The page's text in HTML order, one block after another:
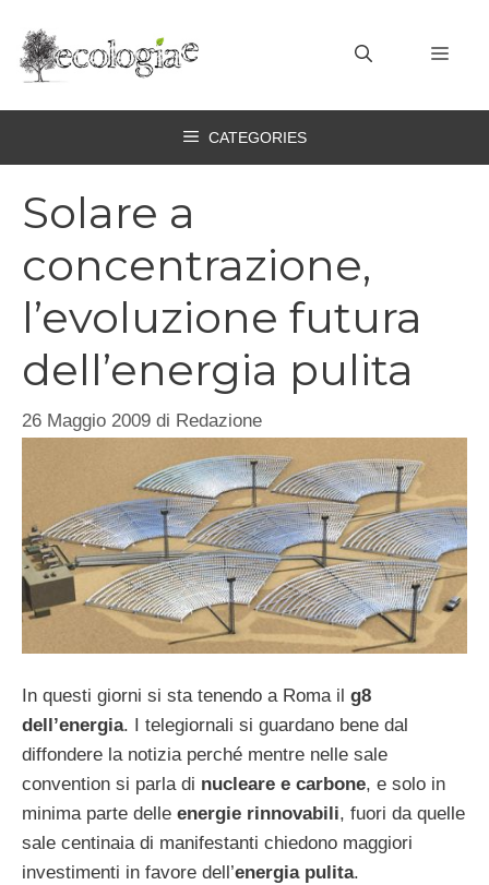
contenuto
CATEGORIES
Solare a
concentrazione,
l’evoluzione futura
dell’energia pulita
26 Maggio 2009 di Redazione
In questi giorni si sta tenendo a Roma il g8
dell’energia. I telegiornali si guardano bene dal
diffondere la notizia perché mentre nelle sale
convention si parla di nucleare e carbone, e solo in
minima parte delle energie rinnovabili, fuori da quelle
sale centinaia di manifestanti chiedono maggiori
investimenti in favore dell’energia pulita.